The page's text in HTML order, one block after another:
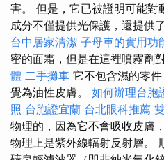
害。 但是，它已被證明可能對
成分不僅提供光保護，還提供
台中居家清潔 子母車的實用功
密的面霜，但是在這裡噴霧劑
體 二手攤車 它不包含濕的零
覺為油性皮膚。 如何辦理台胞
照 台胞證宜蘭 台北眼科推薦
物理的，因為它不會吸收皮膚
物理上是紫外線輻射反射層。